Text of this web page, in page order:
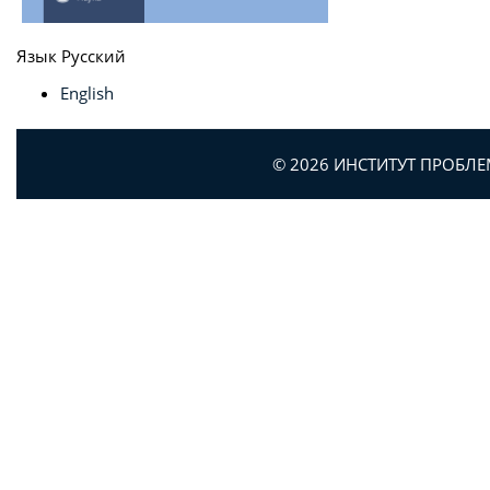
Язык Русский
English
© 2026 ИНСТИТУТ